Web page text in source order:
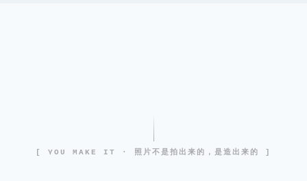
[ YOU MAKE IT · 照片不是拍出来的，是造出来的 ]